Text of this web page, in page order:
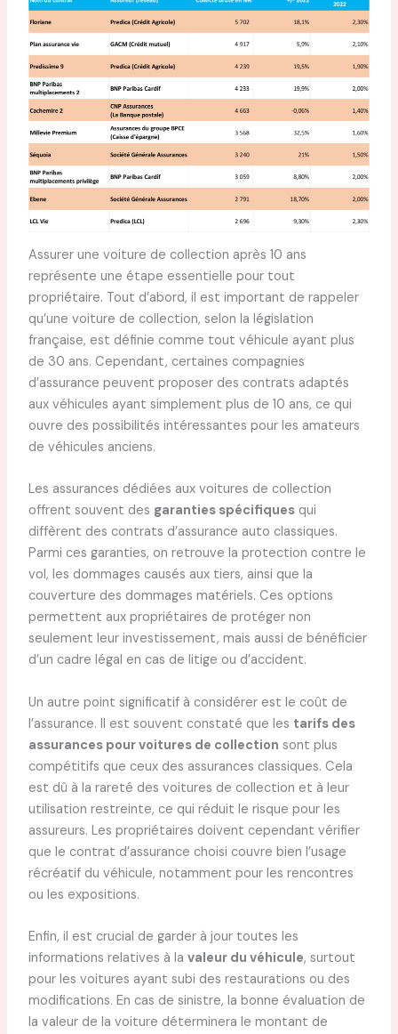
Assurer une voiture de collection après 10 ans
représente une étape essentielle pour tout
propriétaire. Tout d’abord, il est important de rappeler
qu’une voiture de collection, selon la législation
française, est définie comme tout véhicule ayant plus
de 30 ans. Cependant, certaines compagnies
d’assurance peuvent proposer des contrats adaptés
aux véhicules ayant simplement plus de 10 ans, ce qui
ouvre des possibilités intéressantes pour les amateurs
de véhicules anciens.
Les assurances dédiées aux voitures de collection
offrent souvent des garanties spécifiquesqui
diffèrent des contrats d’assurance auto classiques.
Parmi ces garanties, on retrouve la protection contre le
vol, les dommages causés aux tiers, ainsi que la
couverture des dommages matériels. Ces options
permettent aux propriétaires de protéger non
seulement leur investissement, mais aussi de bénéficier
d’un cadre légal en cas de litige ou d’accident.
Un autre point significatif à considérer est le coût de
l’assurance. Il est souvent constaté que les tarifs des
assurances pour voitures de collection sont plus
compétitifs que ceux des assurances classiques. Cela
est dû à la rareté des voitures de collection et à leur
utilisation restreinte, ce qui réduit le risque pour les
assureurs. Les propriétaires doivent cependant vérifier
que le contrat d’assurance choisi couvre bien l’usage
récréatif du véhicule, notamment pour les rencontres
ou les expositions.
Enfin, il est crucial de garder à jour toutes les
informations relatives à la valeur du véhicule, surtout
pour les voitures ayant subi des restaurations ou des
modifications. En cas de sinistre, la bonne évaluation de
la valeur de la voiture déterminera le montant de